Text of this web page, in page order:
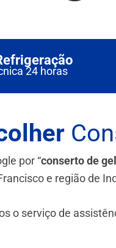
24 horas
por “conserto de
e região de
o serviço de